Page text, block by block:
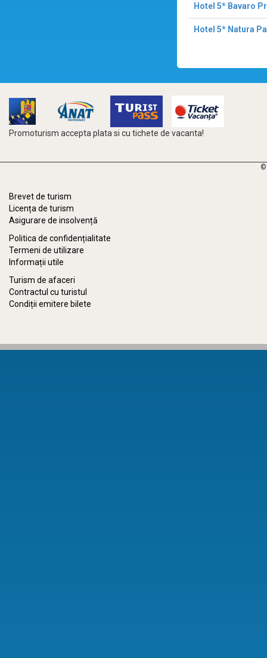
Hotel 5* Bavaro
Hotel 5* Natura
Promoturism accepta plata si cu tichete de vacanta!
©
Brevet de turism
Licența de turism
Asigurare de insolvență
Politica de confidențialitate
Termeni de utilizare
Informații utile
Turism de afaceri
Contractul cu turistul
Condiții emitere bilete